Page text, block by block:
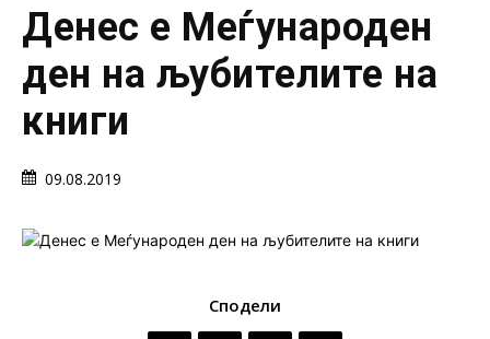
Денес е Меѓународен
ден на љубителите на
книги
09.08.2019
Сподели